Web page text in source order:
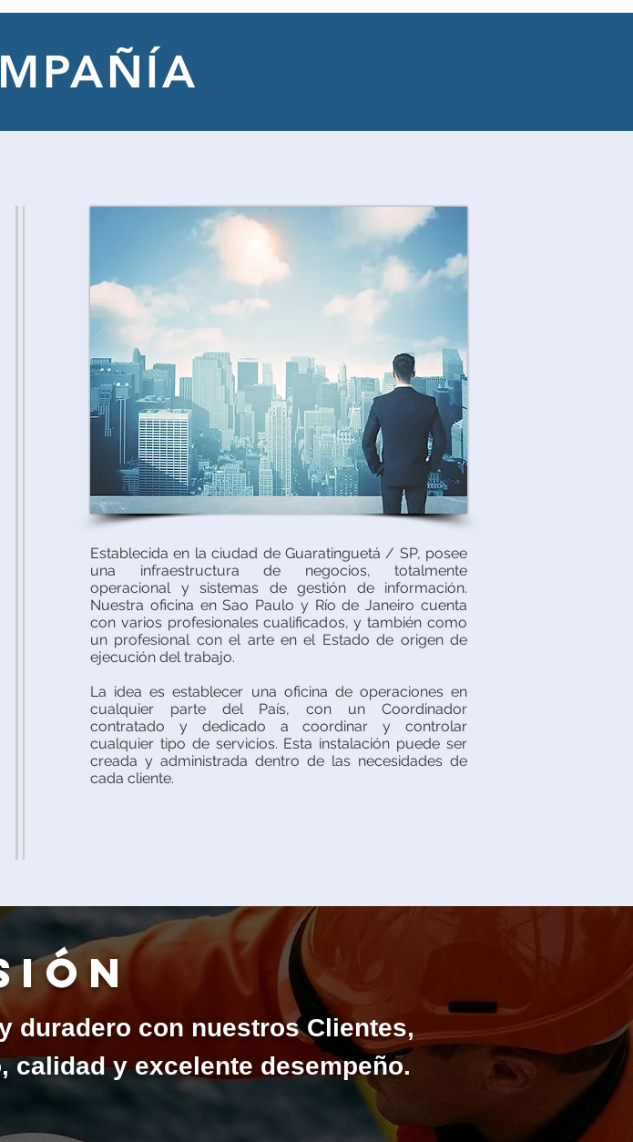
Establecida en la ciudad de Guaratinguetá / SP, posee
una infraestructura de negocios, totalmente
operacional y sistemas de gestión de información.
Nuestra oficina en Sao Paulo y Río de Janeiro cuenta
con varios profesionales cualificados, y también como
un profesional con el arte en el Estado de origen de
ejecución del trabajo.
La idea es establecer una oficina de operaciones en
cualquier parte del País, con un Coordinador
contratado y dedicado a coordinar y controlar
cualquier tipo de servicios. Esta instalación puede ser
creada y administrada dentro de las necesidades de
cada cliente.
duradero con nuestros Clientes,
y excelente desempeño.